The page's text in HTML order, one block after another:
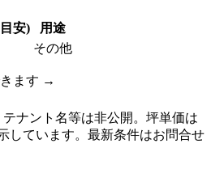
安)
用途
その他
ます →
ナント名等は非公開。坪単価は
しています。最新条件はお問合せ